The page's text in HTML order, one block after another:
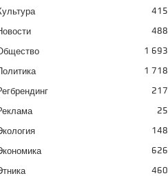
415
488
1 693
1 718
217
25
148
626
460